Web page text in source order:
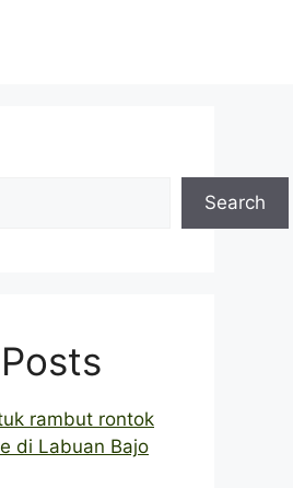
Search
rambut rontok
di Labuan Bajo